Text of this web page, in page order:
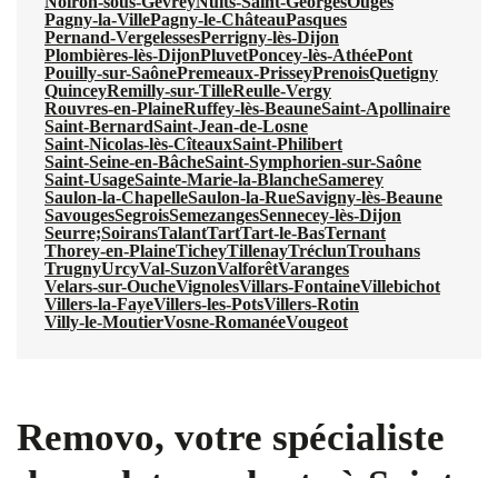
Pagny-la-VillePagny-le-ChâteauPasques
Pernand-VergelessesPerrigny-lès-Dijon
Plombières-lès-DijonPluvetPoncey-lès-AthéePont
Pouilly-sur-SaônePremeaux-PrisseyPrenoisQuetigny
QuinceyRemilly-sur-TilleReulle-Vergy
Rouvres-en-PlaineRuffey-lès-BeauneSaint-Apollinaire
Saint-BernardSaint-Jean-de-Losne
Saint-Nicolas-lès-CîteauxSaint-Philibert
Saint-Seine-en-BâcheSaint-Symphorien-sur-Saône
Saint-UsageSainte-Marie-la-BlancheSamerey
Saulon-la-ChapelleSaulon-la-RueSavigny-lès-Beaune
SavougesSegroisSemezangesSennecey-lès-Dijon
Seurre;SoiransTalantTartTart-le-BasTernant
Thorey-en-PlaineTicheyTillenayTréclunTrouhans
TrugnyUrcyVal-SuzonValforêtVaranges
Velars-sur-OucheVignolesVillars-FontaineVillebichot
Villers-la-FayeVillers-les-PotsVillers-Rotin
Villy-le-MoutierVosne-RomanéeVougeot
Removo, votre spécialiste